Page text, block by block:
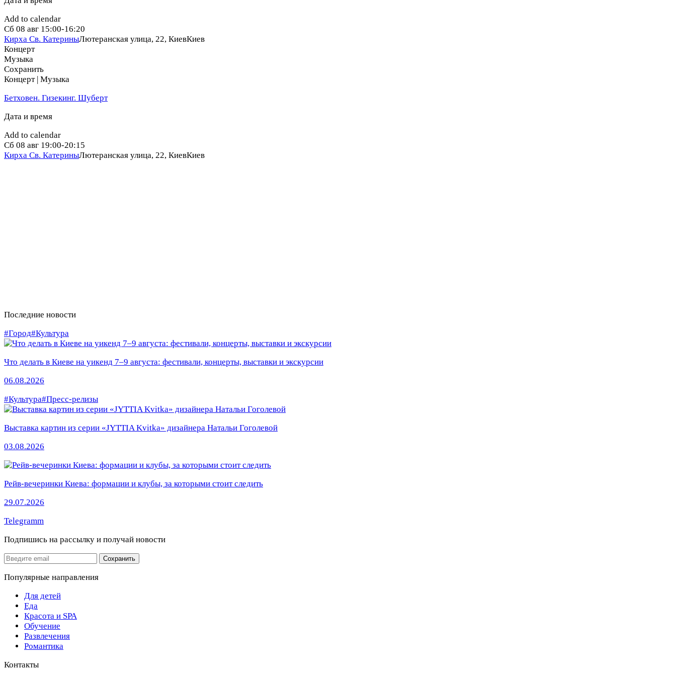
Add to calendar
Сб 08 авг 15:00-16:20
Кирха Св. КатериныЛютеранская улица, 22, КиевКиев
Концерт
Музыка
Сохранить
Концерт | Музыка
Бетховен. Гизекинг. Шуберт
Дата и время
Add to calendar
Сб 08 авг 19:00-20:15
Кирха Св. КатериныЛютеранская улица, 22, КиевКиев
Последние новости
#Город#Культура
Что делать в Киеве на уикенд 7–9 августа: фестивали, концерты, выставки и экскурсии
06.08.2026
#Культура#Пресс-релизы
Выставка картин из серии «JYTTIA Kvitka» дизайнера Натальи Гоголевой
03.08.2026
Рейв-вечеринки Киева: формации и клубы, за которыми стоит следить
29.07.2026
Telegramm
Подпишись на рассылку и получай новости
Email
Сохранить
Популярные направления
Для детей
Еда
Красота и SPA
Обучение
Развлечения
Романтика
Контакты